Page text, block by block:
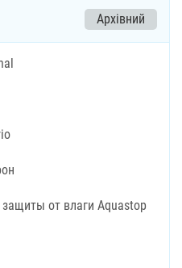
Архівний
защиты от влаги Aquastop